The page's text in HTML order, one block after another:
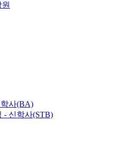
사(BA)
- 신학사(STB)